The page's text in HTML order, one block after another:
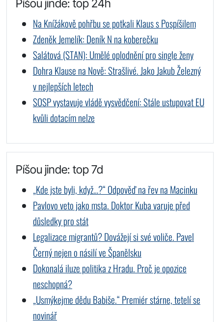
Píšou jinde: top 24h
Na Knížákově pohřbu se potkali Klaus s Pospíšilem
Zdeněk Jemelík: Deník N na koberečku
Salátová (STAN): Umělé oplodnění pro single ženy
Dohra Klause na Nově: Strašlivé. Jako Jakub Železný
v nejlepších letech
SOSP vystavuje vládě vysvědčení: Stále ustupovat EU
kvůli dotacím nelze
Píšou jinde: top 7d
„Kde jste byli, když…?“ Odpověď na řev na Macinku
Pavlovo veto jako msta. Doktor Kuba varuje před
důsledky pro stát
Legalizace migrantů? Dovážejí si své voliče. Pavel
Černý nejen o násilí ve Španělsku
Dokonalá iluze politika z Hradu. Proč je opozice
neschopná?
„Usmýkejme dědu Babiše.“ Premiér stárne, tetelí se
novinář